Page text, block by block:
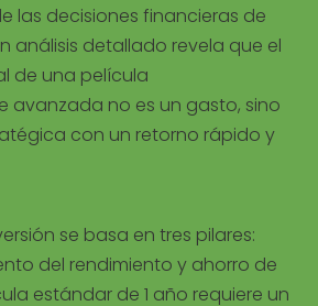
las decisiones financieras de
análisis detallado revela que el
de una película
avanzada no es un gasto, sino
con un retorno rápido y
se basa en tres pilares:
del rendimiento y ahorro de
estándar de 1 año requiere un